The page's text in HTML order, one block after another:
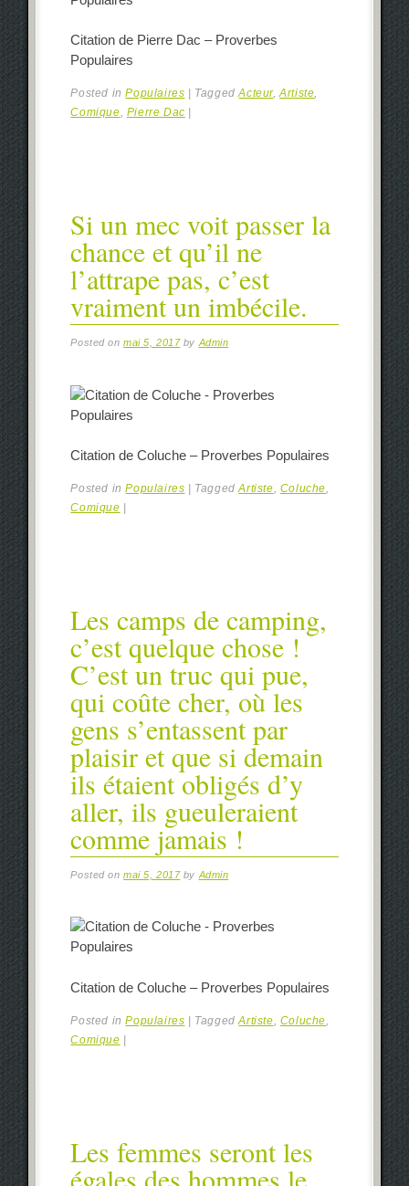
Citation de Pierre Dac – Proverbes
Populaires
Posted inPopulaires TaggedActeur,Artiste,
Comique, Pierre Dac
Si un mec voit passer la
chance et qu’il ne
l’attrape pas, c’est
vraiment un imbécile.
Posted onmai 5, 2017 byAdmin
Citation de Coluche – Proverbes Populaires
Posted inPopulaires TaggedArtiste, Coluche,
Comique
Les camps de camping,
c’est quelque chose !
C’est un truc qui pue,
qui coûte cher, où les
gens s’entassent par
plaisir et que si demain
ils étaient obligés d’y
aller, ils gueuleraient
comme jamais !
Posted onmai 5, 2017 by Admin
Citation de Coluche – Proverbes Populaires
Posted inPopulaires TaggedArtiste, Coluche,
Comique
Les femmes seront les
égales des hommes le